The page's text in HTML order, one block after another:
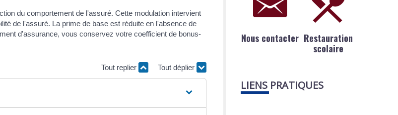
du comportement de l'assuré. Cette modulation intervient
de l'assuré. La prime de base est réduite en l'absence de
d'assurance, vous conservez votre coefficient de bonus-
Tout replier Tout déplier
Nous contacter Restauration
scolaire
LIENS PRATIQUES